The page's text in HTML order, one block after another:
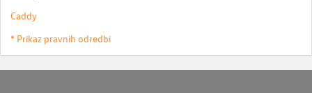
Caddy
* Prikaz pravnih odredbi